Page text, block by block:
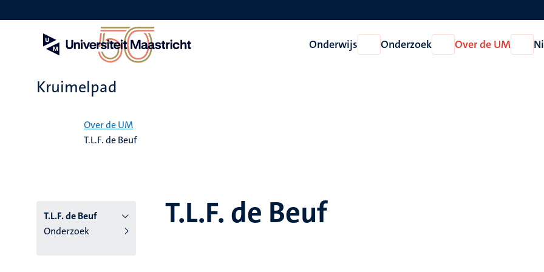
en
Onderwijs
Open
Onderwijs
Onderzoek
Open
Onderzoek
Over de UM
Open
Over
Kruimelpad
Over de UM
T.L.F. de Beuf
T.L.F. de Beuf
Onderzoek
T.L.F. de Beuf